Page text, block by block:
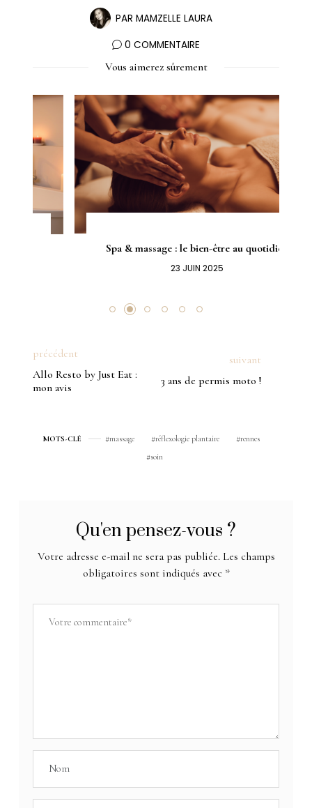
PAR MAMZELLE LAURA
0 COMMENTAIRE
Vous aimerez sûrement
Spa & massage : le bien-être au quotidien
23 JUIN 2025
précédent
Allo Resto by Just Eat :
mon avis
suivant
3 ans de permis moto !
MOTS-CLÉ massage réflexologie plantaire
rennes
soin
Qu'en pensez-vous ?
Votre adresse e-mail ne sera pas publiée. Les champs
obligatoires sont indiqués avec *